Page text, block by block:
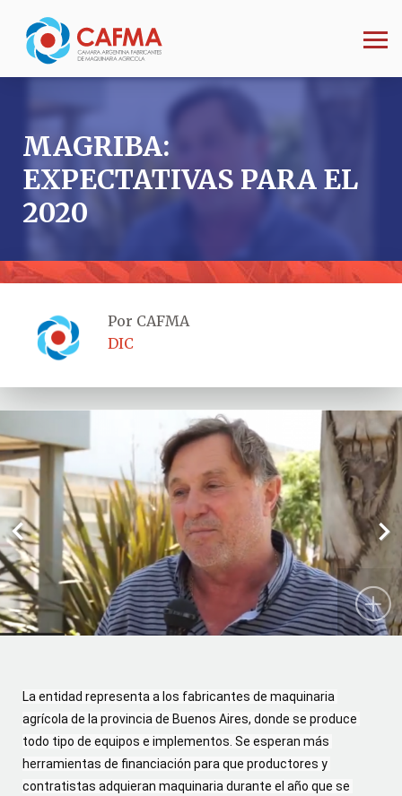
MAGRIBA:
EXPECTATIVAS PARA EL
2020
Por CAFMA
DIC
Previous Next
La entidad representa a los fabricantes de maquinaria
agrícola de la provincia de Buenos Aires, donde se produce
todo tipo de equipos e implementos. Se esperan más
herramientas de financiación para que productores y
contratistas adquieran maquinaria durante el año que se